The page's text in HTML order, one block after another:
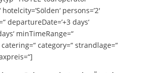
persons=’2′
departureDate=’+3 days‘
minTimeRange=“
category=“ strandlage=“